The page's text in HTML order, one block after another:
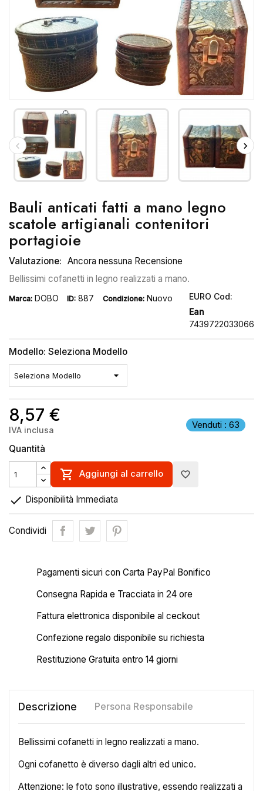
Bauli anticati fatti a mano legno
scatole artigianali contenitori
portagioie
Valutazione: Ancora nessuna Recensione
Bellissimi cofanetti in legno realizzati a mano.
Marca: DOBO ID: 887 Condizione: Nuovo
EURO Cod:
Ean
7439722033066
Modello: Seleziona Modello
8,57 € Venduti : 63
IVA inclusa
Quantità
 Aggiungi al carrello favorite_border
 Disponibilità Immediata
Condividi
Pagamenti sicuri con Carta PayPal Bonifico
Consegna Rapida e Tracciata in 24 ore
Fattura elettronica disponibile al ceckout
Confezione regalo disponibile su richiesta
Restituzione Gratuita entro 14 giorni
Descrizione Persona Responsabile
Bellissimi cofanetti in legno realizzati a mano.
Ogni cofanetto è diverso dagli altri ed unico.
Attenzione: le foto sono illustrative, essendo realizzati a